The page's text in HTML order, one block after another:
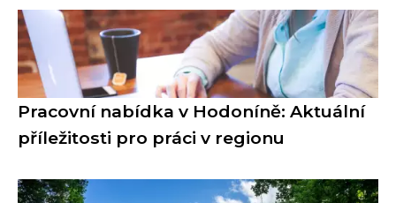
Pracovní nabídka v Hodoníně: Aktuální
příležitosti pro práci v regionu